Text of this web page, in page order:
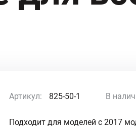
Артикул: 825-50-1 В
Подходит для моделей с 2017